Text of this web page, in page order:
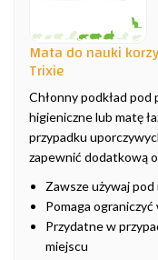
Mata do nauki
Trixie
Chłonny podkład pod
higieniczne lub matę
przypadku
zapewnić dodatkową
Zawsze używaj
Pomaga ograniczyć
Przydatne w
miejscu